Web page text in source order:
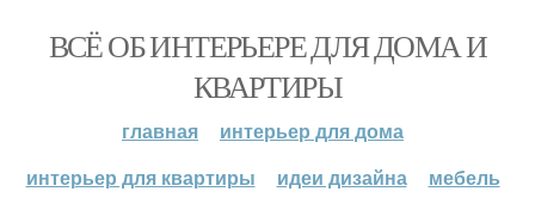
ВСЁ ОБ ИНТЕРЬЕРЕ ДЛЯ ДОМА И
КВАРТИРЫ
главная
интерьер для дома
интерьер для квартиры
идеи дизайна мебель